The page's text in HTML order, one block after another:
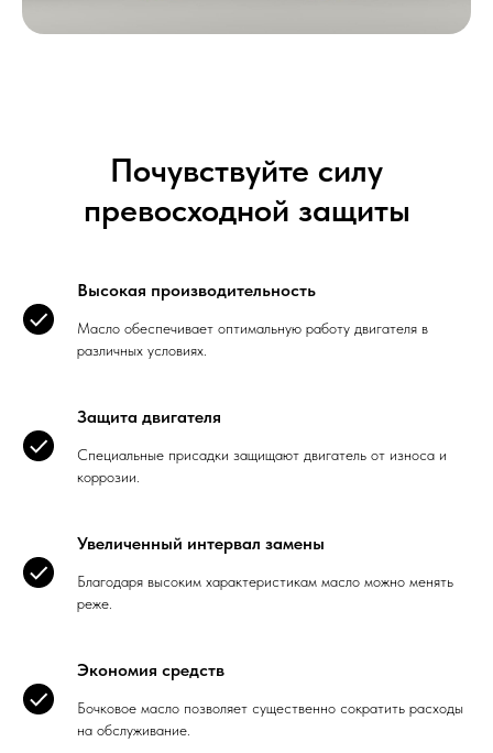
Почувствуйте силу
превосходной защиты
Высокая производительность
Масло обеспечивает оптимальную работу двигателя в
различных условиях.
Защита двигателя
Специальные присадки защищают двигатель от износа и
коррозии.
Увеличенный интервал замены
Благодаря высоким характеристикам масло можно менять
реже.
Экономия средств
Бочковое масло позволяет существенно сократить расходы
на обслуживание.